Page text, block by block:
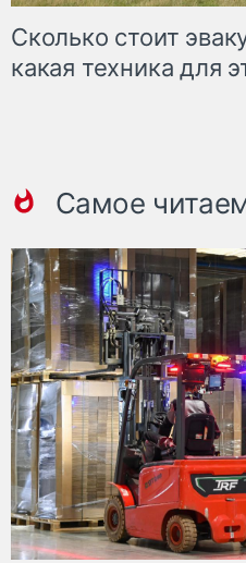
Сколько стоит
какая техника для
Самое